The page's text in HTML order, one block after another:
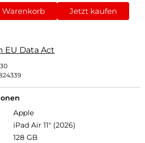
Warenkorb Jetzt kaufen
EU Data Act
Apple
iPad Air 11" (2026)
128 GB